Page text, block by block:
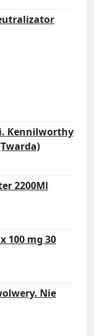
Kennilworthy
2200Ml
100 mg 30
Nie